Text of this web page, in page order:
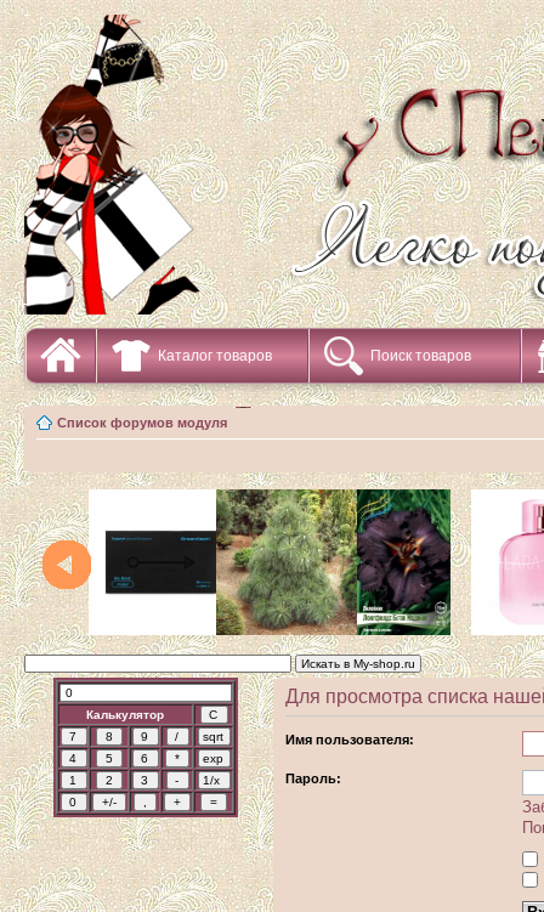
Каталог товаров Поиск товаров
Список форумов модуля
Калькулятор
Для просмотра списка
Имя пользователя:
Пароль: